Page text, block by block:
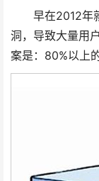
早在2012年就
洞，导致大量用
案是：80%以上